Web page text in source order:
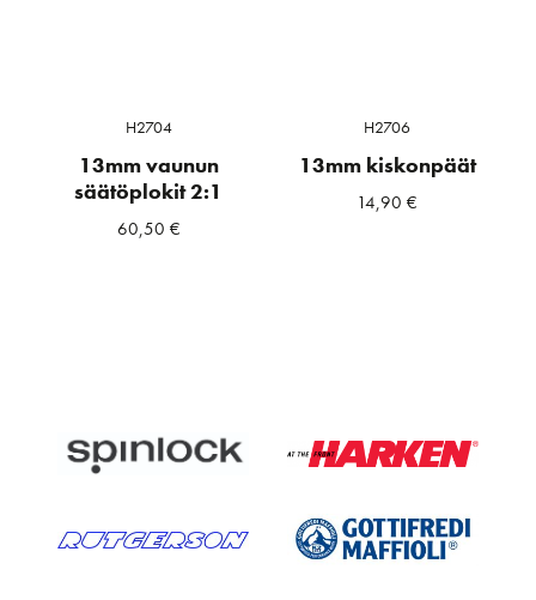
H2704
13mm vaunun
säätöplokit 2:1
60,50 €
H2706
13mm kiskonpäät
14,90€